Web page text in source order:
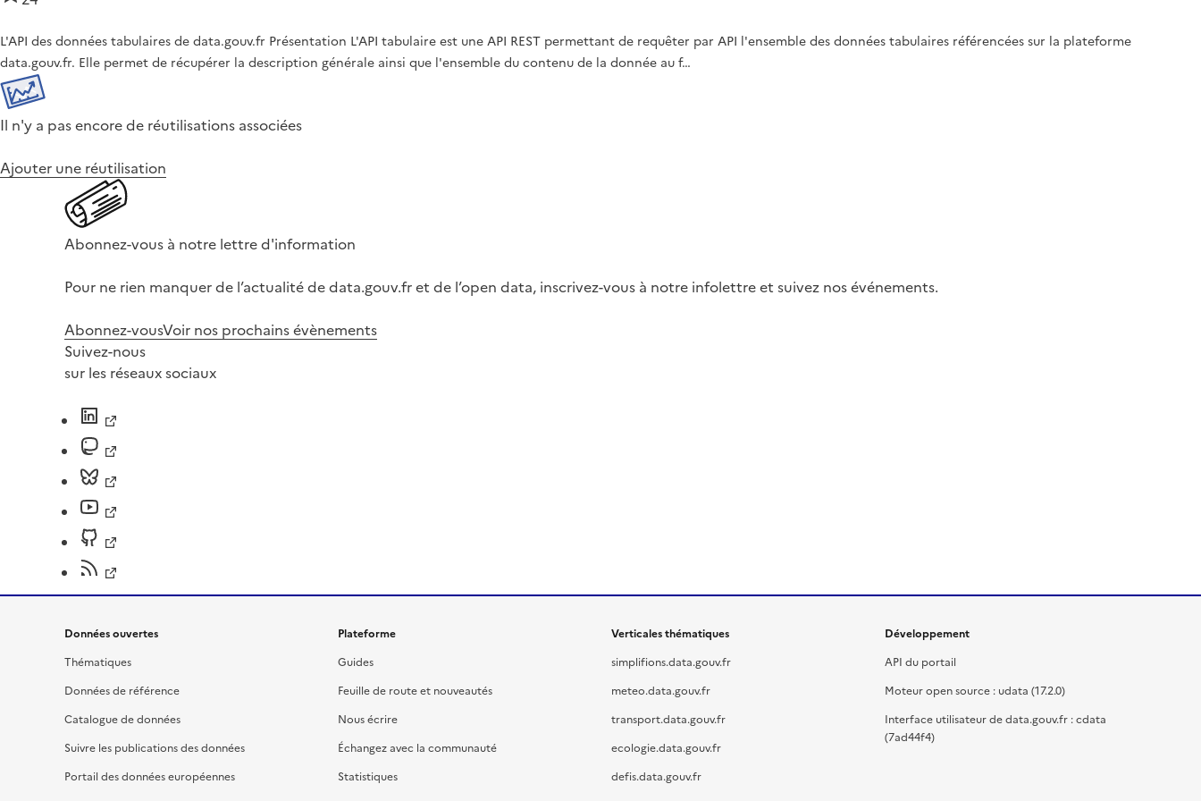
L'API des données tabulaires de data.gouv.fr Présentation L'API tabulaire est une API REST permettant de requêter par API l'ensemble des données tabulaires référencées sur la plateforme
data.gouv.fr. Elle permet de récupérer la description générale ainsi que l'ensemble du contenu de la donnée au f…
Il n'y a pas encore de réutilisations associées
Ajouter une réutilisation
Abonnez-vous à notre lettre d'information
Pour ne rien manquer de l’actualité de data.gouv.fr et de l’open data, inscrivez-vous à notre infolettre et suivez nos événements.
Abonnez-vousVoir nos prochains évènements
Suivez-nous
sur les réseaux sociaux
Données ouvertes
Thématiques
Données de référence
Catalogue de données
Suivre les publications des données
Portail des données européennes
Plateforme
Guides
Feuille de route et nouveautés
Nous écrire
Échangez avec la communauté
Statistiques
Verticales thématiques
simplifions.data.gouv.fr
meteo.data.gouv.fr
transport.data.gouv.fr
ecologie.data.gouv.fr
defis.data.gouv.fr
Développement
API du portail
Moteur open source : udata (17.2.0)
Interface utilisateur de data.gouv.fr : cdata
(7ad44f4)